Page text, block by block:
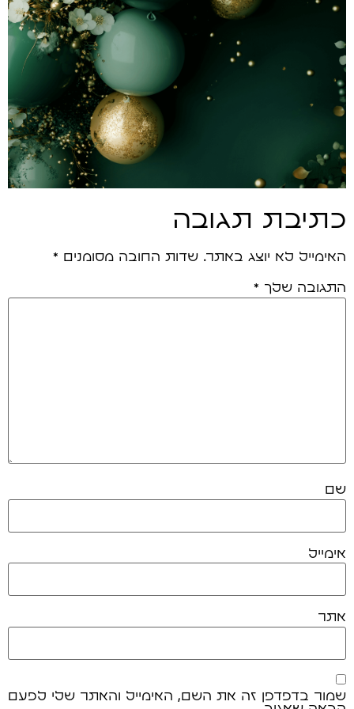
כתיבת תגובה
האימייל לא יוצג באתר. שדות החובה מסומנים *
התגובה שלך *
שם
אימייל
אתר
שמור בדפדפן זה את השם, האימייל והאתר שלי לפעם